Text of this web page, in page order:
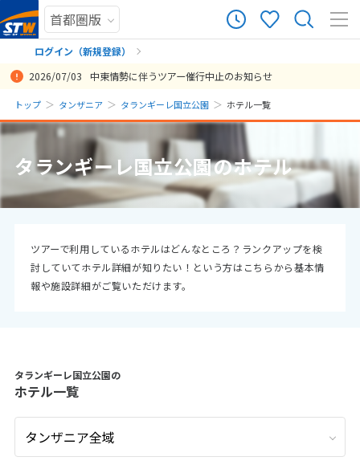
ログイン（新規登録）
まだ履歴がありません
まだ登録がありません
2026/07/03 中東情勢に伴うツアー催行中止のお知らせ
トップ タンザニア タランギーレ国立公園 ホテル一覧
タランギーレ国立公園のホテル
ツアーで利用しているホテルはどんなところ？ランクアップを検
討していてホテル詳細が知りたい！という方はこちらから基本情
報や施設詳細がご覧いただけます。
タランギーレ国立公園の
ホテル一覧